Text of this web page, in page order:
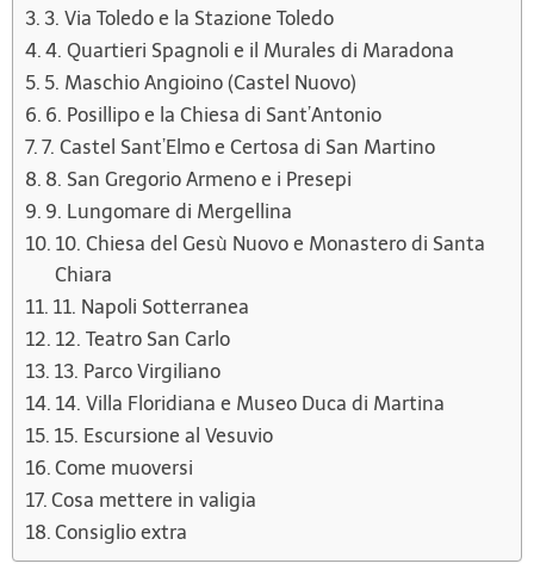
3. Via Toledo e la Stazione Toledo
4. Quartieri Spagnoli e il Murales di Maradona
5. Maschio Angioino (Castel Nuovo)
6. Posillipo e la Chiesa di Sant’Antonio
7. Castel Sant’Elmo e Certosa di San Martino
8. San Gregorio Armeno e i Presepi
9. Lungomare di Mergellina
10. Chiesa del Gesù Nuovo e Monastero di Santa
Chiara
11. Napoli Sotterranea
12. Teatro San Carlo
13. Parco Virgiliano
14. Villa Floridiana e Museo Duca di Martina
15. Escursione al Vesuvio
Come muoversi
Cosa mettere in valigia
Consiglio extra